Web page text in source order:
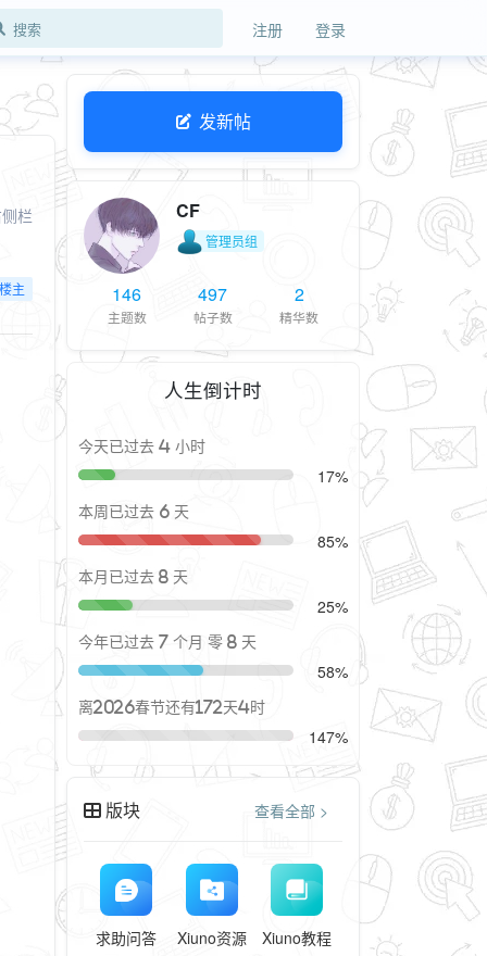
注册 登录
栏
主
发新帖
CF
管理员组
146
主题数
497
帖子数
2
精华数
人生倒计时
今天已过去 4 小时
17%
本周已过去 6 天
85%
本月已过去 8 天
25%
今年已过去 7 个月 零 8 天
58%
离2026春节还有172天4时
147%
版块 查看全部 >
求助问答 Xiuno资源 Xiuno教程